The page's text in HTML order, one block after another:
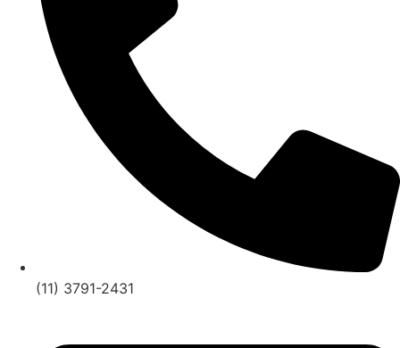
(11) 3791-2431